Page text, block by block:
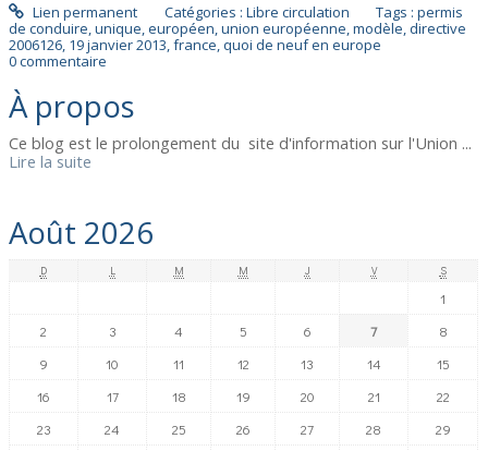
Lien permanent Catégories : Libre circulation Tags :permis
de conduire,unique,européen,union européenne,modèle,directive
2006126, 19 janvier 2013,france,quoi de neuf en europe
0commentaire
À propos
Ce blog est le prolongement du site d'information sur l'Union ...
Lire la suite
Août 2026
D L M M J V S
1
2
3 4 5 6 7
8
9
10 11 12 13 14
15
16
17 18 19 20 21
22
23
24 25 26 27 28
29